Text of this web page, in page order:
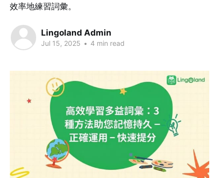
效率地練習詞彙。
Lingoland Admin
Jul 15, 2025 • 4 min read